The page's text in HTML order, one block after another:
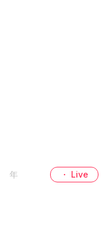
年 ・ Live